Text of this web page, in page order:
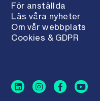
För anställda
Läs våra nyheter
Om vår webbplats
Cookies & GDPR